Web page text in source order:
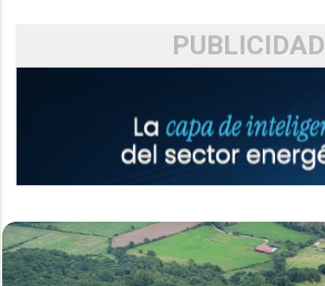
PUBLICIDAD